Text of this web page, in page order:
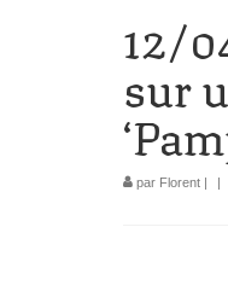
12/
sur
par Florent | |